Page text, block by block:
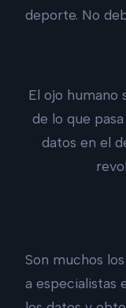
deporte. No
El ojo humano
de lo que
datos en el
Son muchos
a especialistas